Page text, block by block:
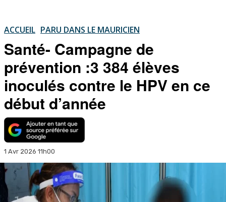
ACCUEIL PARU DANS LE MAURICIEN
Santé- Campagne de
prévention :3 384 élèves
inoculés contre le HPV en ce
début d’année
1 Avr 2026 11h00